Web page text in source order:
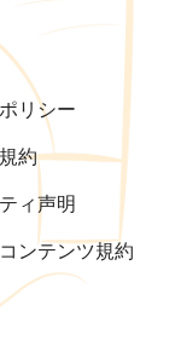
リシー
約
ィ声明
ンテンツ規約